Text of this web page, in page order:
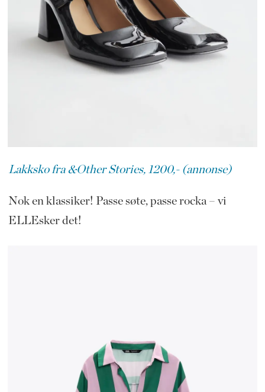
Lakksko fra &Other Stories, 1200,- (annonse)
Nok en klassiker! Passe søte, passe rocka – vi
ELLEsker det!